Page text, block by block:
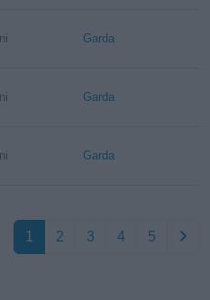
Garda
Garda
Garda
1 2 3 4 5